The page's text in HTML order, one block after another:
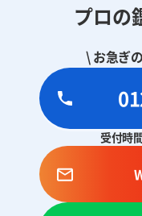
プロの
\ お急ぎ
受付時